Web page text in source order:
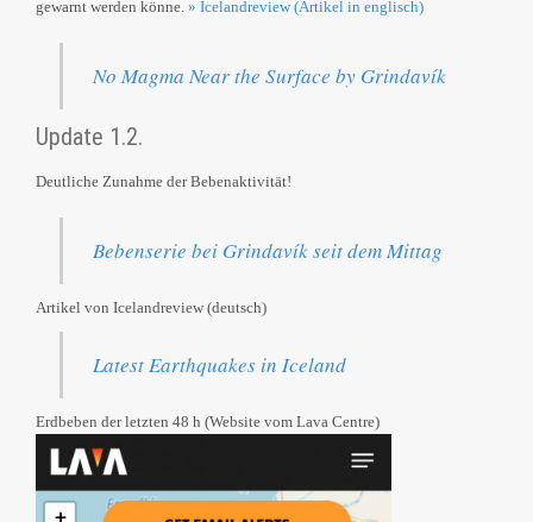
gewarnt werden könne. » Icelandreview (Artikel in englisch)
No Magma Near the Surface by Grindavík
Update 1.2.
Deutliche Zunahme der Bebenaktivität!
Bebenserie bei Grindavík seit dem Mittag
Artikel von Icelandreview (deutsch)
Latest Earthquakes in Iceland
Erdbeben der letzten 48 h (Website vom Lava Centre)